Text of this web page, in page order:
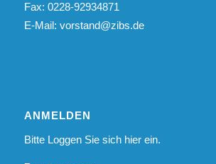
Fax: 0228-92934871
E-Mail: vorstand@zibs.de
ANMELDEN
Bitte Loggen Sie sich hier ein.